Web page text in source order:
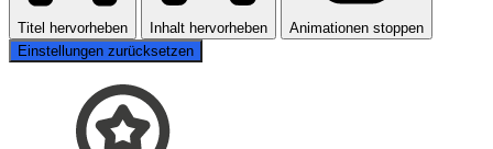
Titel hervorheben Inhalt hervorheben
Animationen stoppen
Einstellungen zurücksetzen